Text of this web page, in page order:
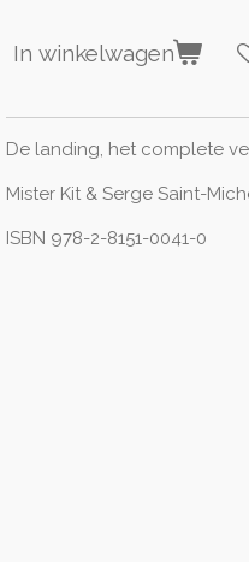
In winkelwagen
De landing, het complete
Mister Kit & Serge Saint-
ISBN 978-2-8151-0041-0